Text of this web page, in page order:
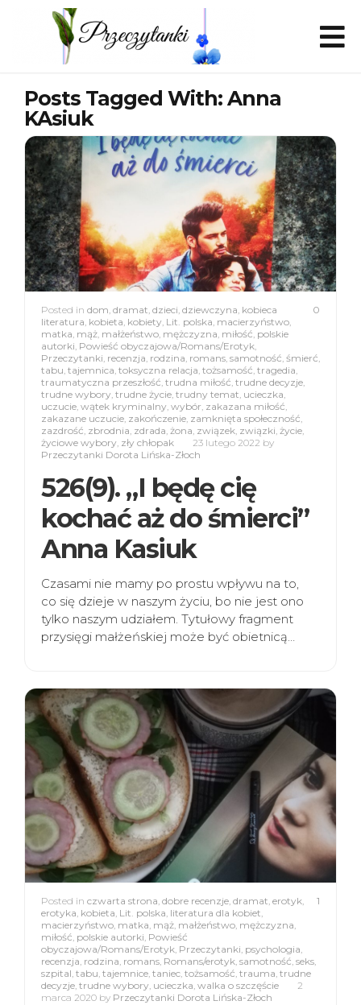
Posts Tagged With: Anna
KAsiuk
0
Posted in dom, dramat, dzieci, dziewczyna, kobieca
literatura, kobieta, kobiety, Lit. polska, macierzyństwo,
matka, mąż, małżeństwo, mężczyzna, miłość, polskie
autorki, Powieść obyczajowa/Romans/Erotyk,
Przeczytanki, recenzja, rodzina, romans, samotność, śmierć,
tabu, tajemnica, toksyczna relacja, tożsamość, tragedia,
traumatyczna przeszłość, trudna miłość, trudne decyzje,
trudne wybory, trudne życie, trudny temat, ucieczka,
uczucie, wątek kryminalny, wybór, zakazana miłość,
zakazane uczucie, zakończenie, zamknięta społeczność,
zazdrość, zbrodnia, zdrada, żona, związek, związki, życie,
życiowe wybory, zły chłopak 23 lutego 2022 by
Przeczytanki Dorota Lińska-Złoch
526(9). „I będę cię
kochać aż do śmierci”
Anna Kasiuk
Czasami nie mamy po prostu wpływu na to,
co się dzieje w naszym życiu, bo nie jest ono
tylko naszym udziałem. Tytułowy fragment
przysięgi małżeńskiej może być obietnicą…
1
Posted in czwarta strona, dobre recenzje, dramat, erotyk,
erotyka, kobieta, Lit. polska, literatura dla kobiet,
macierzyństwo, matka, mąż, małżeństwo, mężczyzna,
miłość, polskie autorki, Powieść
obyczajowa/Romans/Erotyk, Przeczytanki, psychologia,
recenzja, rodzina, romans, Romans/erotyk, samotność, seks,
szpital, tabu, tajemnice, taniec, tożsamość, trauma, trudne
decyzje, trudne wybory, ucieczka, walka o szczęście
2
marca 2020 by Przeczytanki Dorota Lińska-Złoch